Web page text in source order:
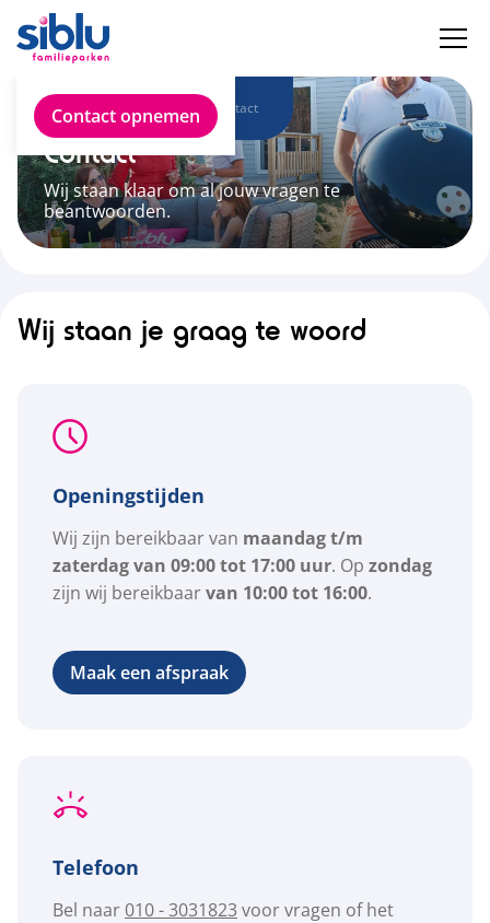
Contact opnemen
Over Siblu Contact
Contact
Wij staan klaar om al jouw vragen te
beantwoorden.
Wij staan je graag te woord
Openingstijden
Wij zijn bereikbaar van maandag t/m
zaterdag van 09:00 tot 17:00 uur. Op zondag
zijn wij bereikbaarvan 10:00 tot 16:00.
Maak een afspraak
Telefoon
Bel naar 010 - 3031823 voor vragen of het